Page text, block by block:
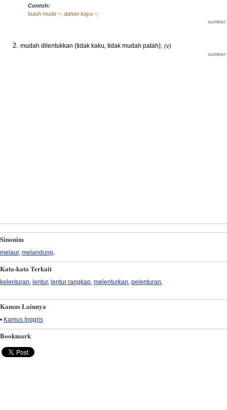
Contoh:
buluh muda ~; dahan kayu ~;
mudah dilentukkan (tidak kaku, tidak mudah patah); (v)
Sinonim
melaur, melandung
Kata-kata Terkait
kelenturan, lentur, lentur rangkap, melenturkan, pelenturan,
Kamus Lainnya
• Kamus Inggris
Bookmark